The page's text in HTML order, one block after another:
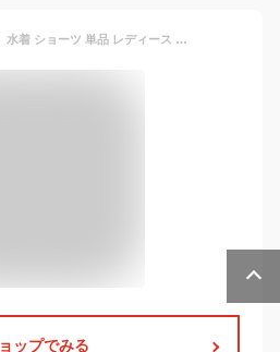
【日本製 Jタイプ入荷】水着 ショーツ 単品 レディース 大きいサイズ M L LL 3L 4L 5L ハイウエスト ボックス スパッツ ビキニショーツ ビキニパンツ ショーツのみ ボトム 水着下だけ ブラ別売 水陸両用 女性 黒 ブラック 送料無料 メール便 /i-u-0066
ップでみる